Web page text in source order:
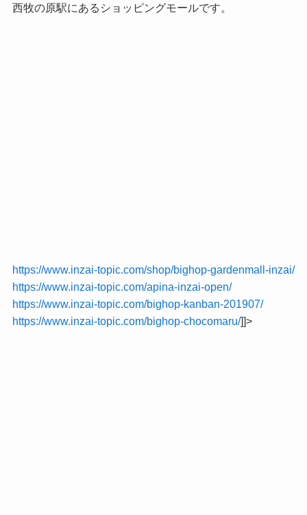
西牧の原駅にあるショッピングモールです。
https://www.inzai-topic.com/shop/bighop-gardenmall-inzai/
https://www.inzai-topic.com/apina-inzai-open/
https://www.inzai-topic.com/bighop-kanban-201907/
https://www.inzai-topic.com/bighop-chocomaru/]]>